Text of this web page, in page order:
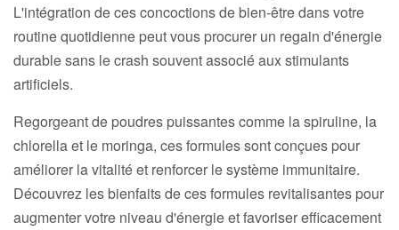
L'intégration de ces concoctions de bien-être dans votre
routine quotidienne peut vous procurer un regain d'énergie
durable sans le crash souvent associé aux stimulants
artificiels.
Regorgeant de poudres puissantes comme la spiruline, la
chlorella et le moringa, ces formules sont conçues pour
améliorer la vitalité et renforcer le système immunitaire.
Découvrez les bienfaits de ces formules revitalisantes pour
augmenter votre niveau d'énergie et favoriser efficacement